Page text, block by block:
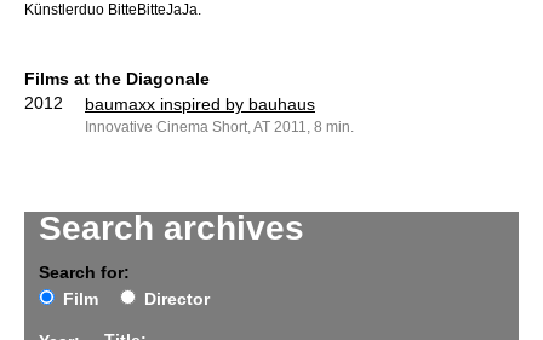
Search archives
Search for:
Film
Director
Künstlerduo BitteBitteJaJa.
Films at the Diagonale
2012
baumaxx inspired by bauhaus
Innovative Cinema Short, AT 2011, 8 min.